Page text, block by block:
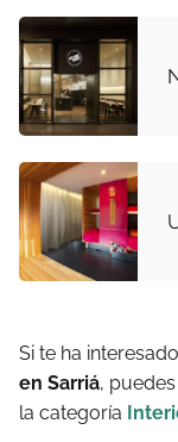
Si te ha interesado
en Sarriá,
la categoría